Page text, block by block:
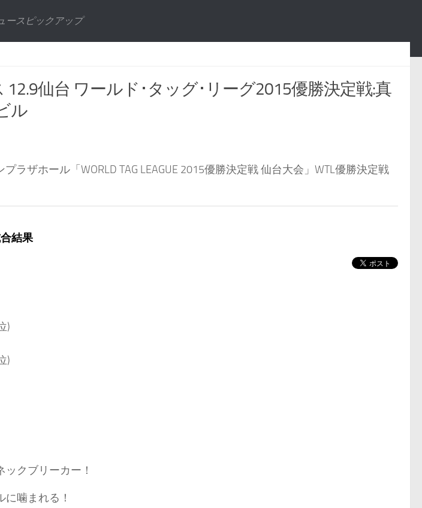
ースピックアップ
12.9仙台 ワールド･タッグ･リーグ2015優勝決定戦:真
ル
ラザホール「WORLD TAG LEAGUE 2015優勝決定戦 仙台大会」WTL優勝決定戦
結果
)
)
クブリーカー！
噛まれる！